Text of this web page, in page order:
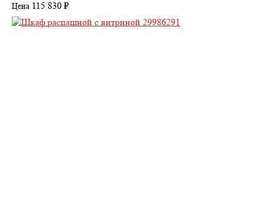
Цена 115 830 ₽